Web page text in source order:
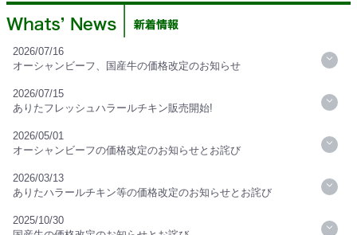
2026/07/16
オーシャンビーフ、国産牛の価格改定のお知らせ
2026/07/15
ありたフレッシュハラールチキン販売開始!
2026/05/01
オーシャンビーフの価格改定のお知らせとお詫び
2026/03/13
ありたハラールチキン等の価格改定のお知らせとお詫び
2025/10/30